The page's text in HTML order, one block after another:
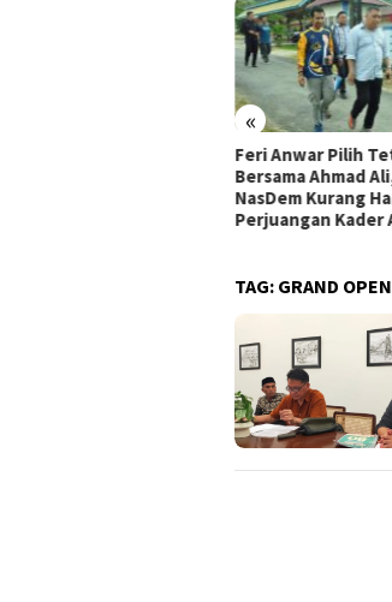
«
Feri Anwar Pilih
Bersama Ahmad
NasDem Kurang
Perjuangan Kader
TAG: GRAND